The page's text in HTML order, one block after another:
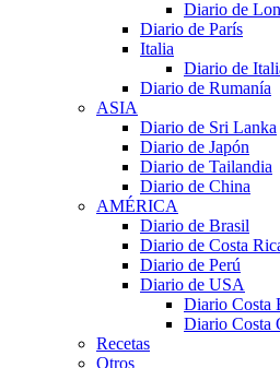
Diario de
Diario de París
Italia
Diario de
Diario de Rumanía
ASIA
Diario de Sri Lanka
Diario de Japón
Diario de Tailandia
Diario de China
AMÉRICA
Diario de Brasil
Diario de Costa
Diario de Perú
Diario de USA
Diario Costa
Diario Costa
Recetas
Otros